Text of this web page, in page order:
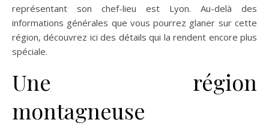
représentant son chef-lieu est Lyon. Au-delà des
informations générales que vous pourrez glaner sur cette
région, découvrez ici des détails qui la rendent encore plus
spéciale.
Une région
montagneuse